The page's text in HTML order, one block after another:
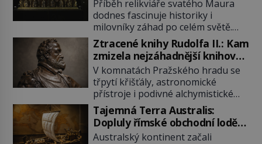
Bečova?
Příběh relikviáře svatého Maura
dodnes fascinuje historiky i
milovníky záhad po celém světě.
Tato románská zlatnická památka
ze 13. století je po českých
korunovačních klenotech druhým
nejcennějším movitým majetkem v
České republice. Přestože byl
klenot v roce 1985 po dramatickém
pátrání kriminalistů úspěšně
nalezen, jeho minulost stále
obestírá hustá mlha. Otázky, jak
Ztracené knihy Rudolfa II.: Kam
zmizela nejzáhadnější knihovna
Evropy?
V komnatách Pražského hradu se
třpytí křišťály, astronomické
přístroje i podivné alchymistické
rukopisy. Císař Rudolf II.
shromažďuje vše, co souvisí s
tajemstvím přírody, hvězd i
lidského poznání. Jenže po jeho
Tajemná Terra Australis:
Dopluly římské obchodní lodě
až do Austrálie?
Australský kontinent začali